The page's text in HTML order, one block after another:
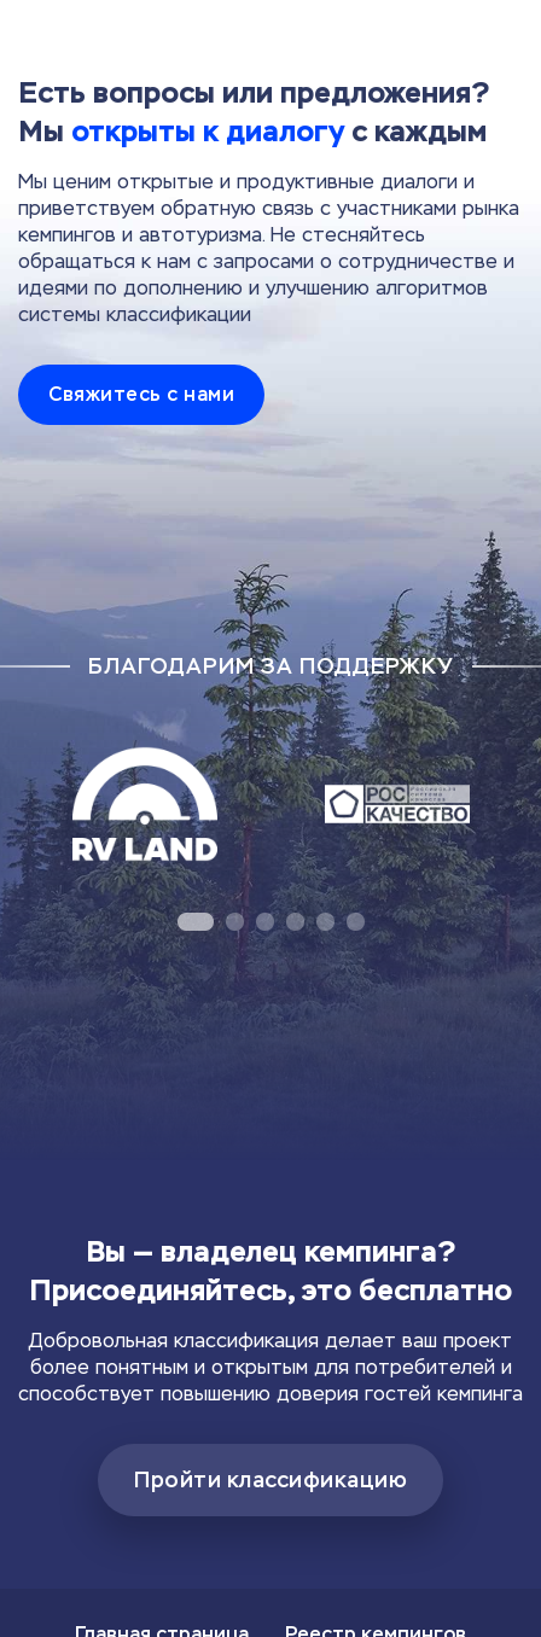
Есть вопросы или предложения?
Мы открыты к диалогус каждым
Мы ценим открытые и продуктивные диалоги и
приветствуем обратную связь с участниками рынка
кемпингов и автотуризма. Не стесняйтесь
обращаться к нам с запросами о сотрудничестве и
идеями по дополнению и улучшению алгоритмов
системы классификации
Свяжитесь с нами
БЛАГОДАРИМ ЗА ПОДДЕРЖКУ
Вы — владелец кемпинга?
Присоединяйтесь, это бесплатно
Добровольная классификация делает ваш проект
более понятным и открытым для потребителей и
способствует повышению доверия гостей кемпинга
Пройти классификацию